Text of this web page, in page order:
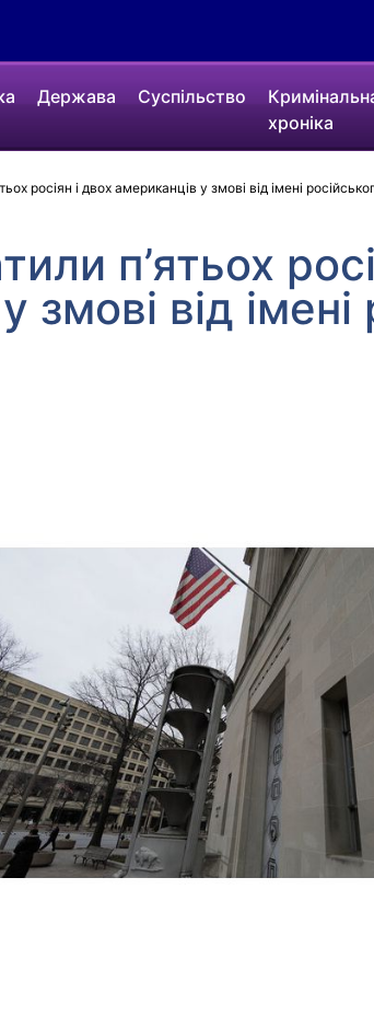
Держава Суспільство
хроніка
росіян і двох американців у змові від імені
п’ятьох
змові від